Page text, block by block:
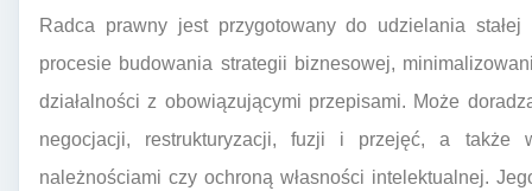
Radca prawny jest przygotowany do udzielania
procesie budowania strategii biznesowej,
działalności z obowiązującymi przepisami. Może
negocjacji, restrukturyzacji, fuzji i przejęć, a także
należnościami czy ochroną własności intelektualnej.